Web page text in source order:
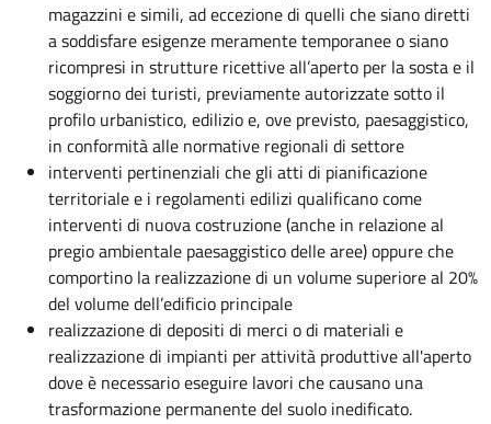
magazzini e simili, ad eccezione di quelli che siano diretti
a soddisfare esigenze meramente temporanee o siano
ricompresi in strutture ricettive all’aperto per la sosta e il
soggiorno dei turisti, previamente autorizzate sotto il
profilo urbanistico, edilizio e, ove previsto, paesaggistico,
in conformità alle normative regionali di settore
interventi pertinenziali che gli atti di pianificazione
territoriale e i regolamenti edilizi qualificano come
interventi di nuova costruzione (anche in relazione al
pregio ambientale paesaggistico delle aree) oppure che
comportino la realizzazione di un volume superiore al 20%
del volume dell’edificio principale
realizzazione di depositi di merci o di materiali e
realizzazione di impianti per attività produttive all'aperto
dove è necessario eseguire lavori che causano una
trasformazione permanente del suolo inedificato.